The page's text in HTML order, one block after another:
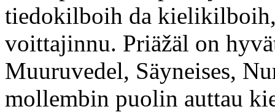
tiedokilboih da
voittajinnu. Priäžäl on
Muuruvedel, Säyneises,
mollembin puolin auttau